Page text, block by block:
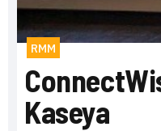
RMM
Kaseya